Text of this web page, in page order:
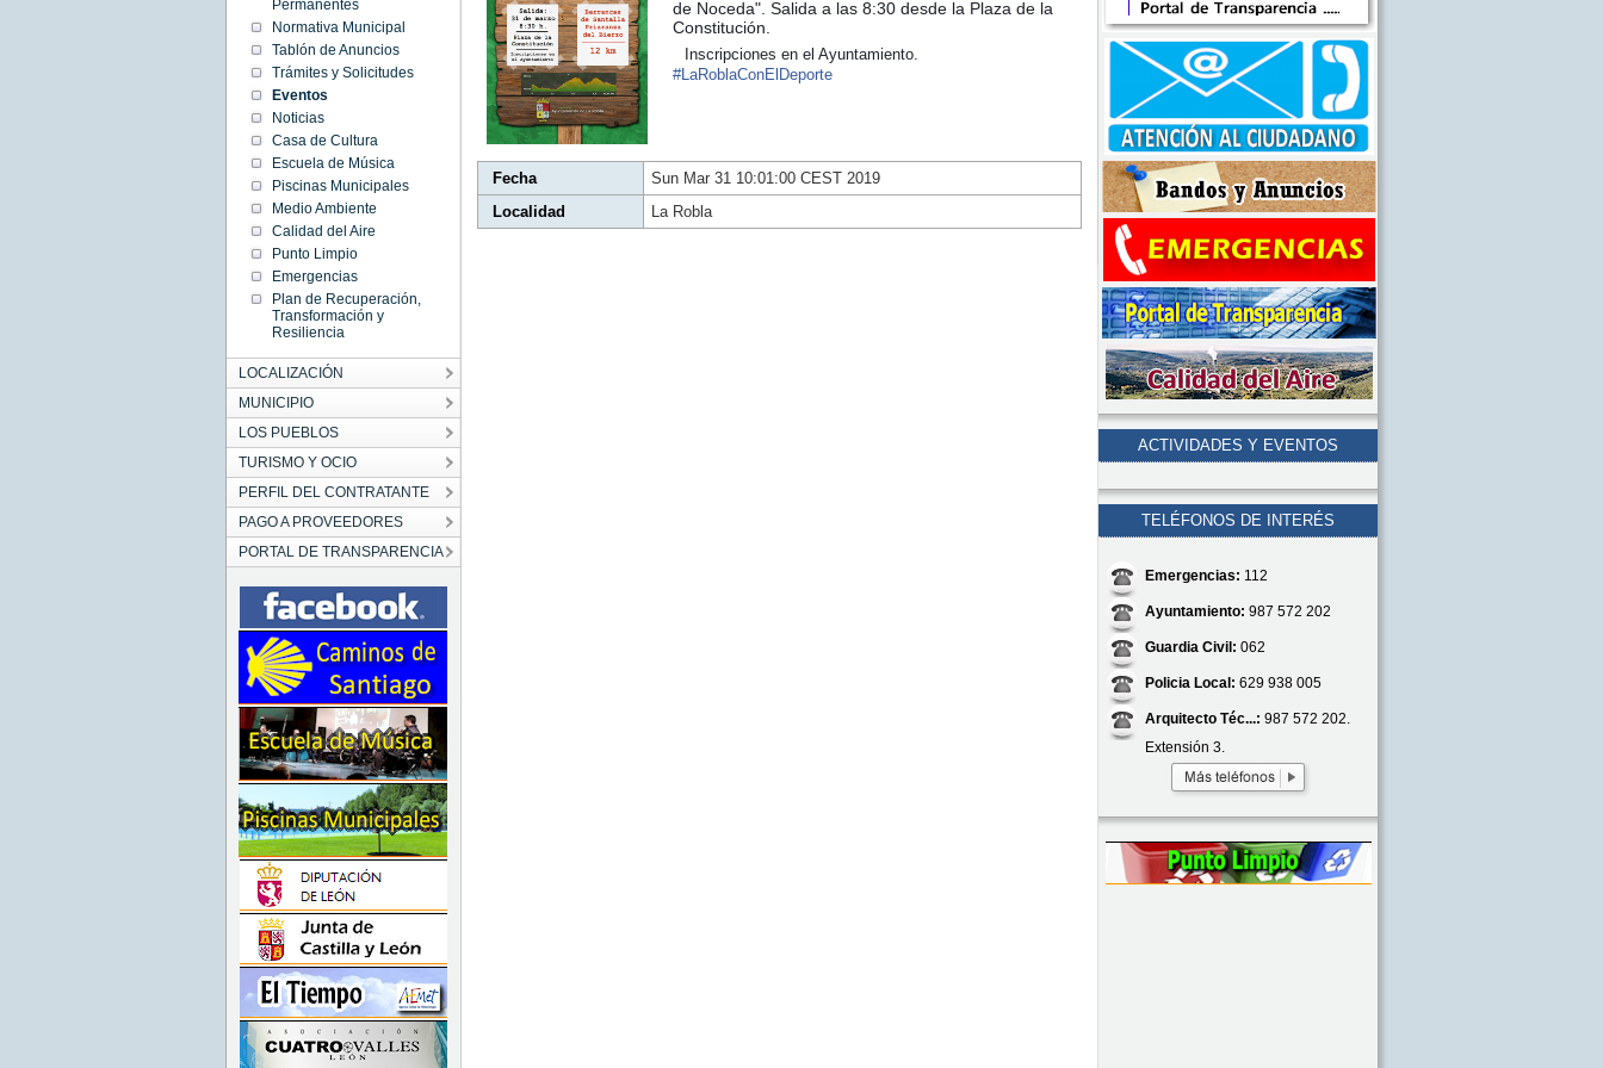
Permanentes
Normativa Municipal
Tablón de Anuncios
Trámites y Solicitudes
Eventos
Noticias
Casa de Cultura
Escuela de Música
Piscinas Municipales
Medio Ambiente
Calidad del Aire
Punto Limpio
Emergencias
Plan de Recuperación,
Transformación y
Resiliencia
LOCALIZACIÓN
MUNICIPIO
LOS PUEBLOS
TURISMO Y OCIO
PERFIL DEL CONTRATANTE
PAGO A PROVEEDORES
PORTAL DE TRANSPARENCIA
CEST
2019
Sun Mar
31
10:01:00
CEST
2019
de Noceda". Salida a las 8:30 desde la Plaza de la
Constitución.
Inscripciones en el Ayuntamiento.
#LaRoblaConElDeporte
Fecha
Sun Mar 31 10:01:00 CEST 2019
Localidad
La Robla
ACTIVIDADES Y EVENTOS
TELÉFONOS DE INTERÉS
Emergencias: 112
Ayuntamiento: 987 572 202
Guardia Civil: 062
Policia Local: 629 938 005
Arquitecto Téc...: 987 572 202.
Extensión 3.